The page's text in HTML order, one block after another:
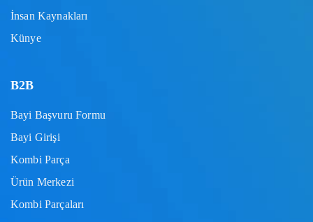
İnsan Kaynakları
Künye
B2B
Bayi Başvuru Formu
Bayi Girişi
Kombi Parça
Ürün Merkezi
Kombi Parçaları